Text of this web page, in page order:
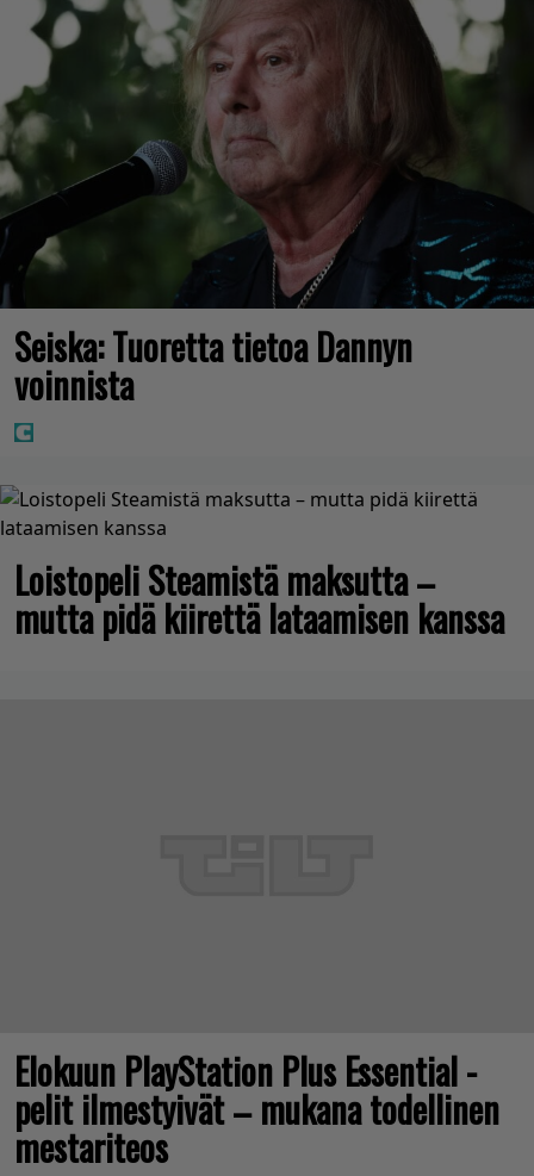
Seiska: Tuoretta tietoa Dannyn
voinnista
Loistopeli Steamistä maksutta –
mutta pidä kiirettä lataamisen kanssa
Elokuun PlayStation Plus Essential -
pelit ilmestyivät – mukana todellinen
mestariteos